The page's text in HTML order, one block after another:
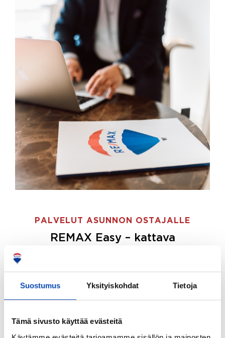
Suostumus Yksityiskohdat Tietoja
Tämä sivusto käyttää evästeitä
PALVELUT ASUNNON OSTAJALLE
REMAX Easy – kattava
ostajille.
Tee ostotoimeksianto ja etsimme juuri